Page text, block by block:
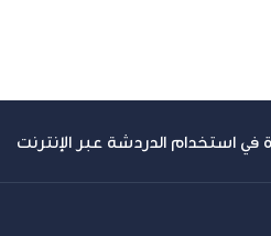
استخدام الدردشة عبر الإنترنت